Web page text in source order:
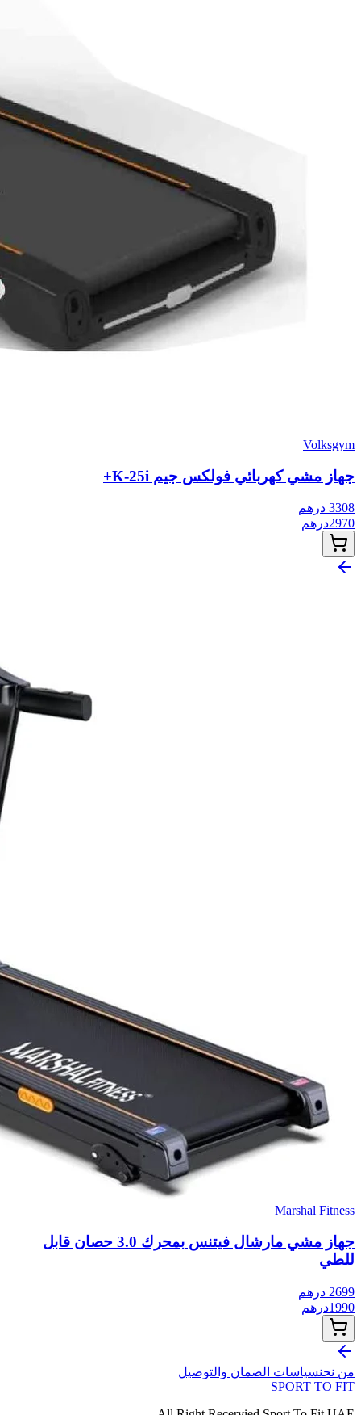
Volksgym
جهاز مشي كهربائي فولكس جيم K-25i+
3308 درهم
2970درهم
Marshal Fitness
جهاز مشي مارشال فيتنس بمحرك 3.0 حصان قابل
للطي
2699 درهم
1990درهم
من نحنسياسات الضمان والتوصيل
SPORT TO FIT